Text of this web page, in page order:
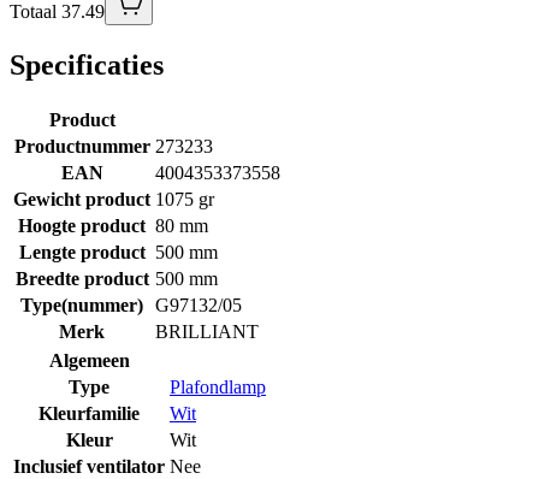
Totaal 37.49
Specificaties
Product
Productnummer 273233
EAN
4004353373558
Gewicht product 1075 gr
Hoogte product 80 mm
Lengte product 500 mm
Breedte product 500 mm
Type(nummer) G97132/05
Merk
BRILLIANT
Algemeen
Type
Plafondlamp
Kleurfamilie
Wit
Kleur
Wit
Inclusief ventilator Nee